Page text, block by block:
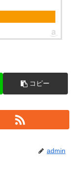
コピー
admin